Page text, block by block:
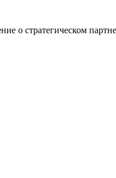
о стратегическом